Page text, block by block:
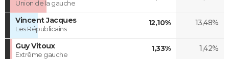
Union de la gauche
Vincent Jacques
Les Républicains
12,10% 13,48%
Guy Vitoux
Extrême gauche
1,33% 1,42%